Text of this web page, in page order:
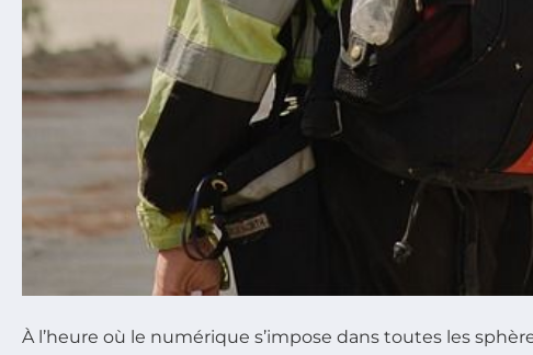
À l’heure où le numérique s’impose dans toutes les